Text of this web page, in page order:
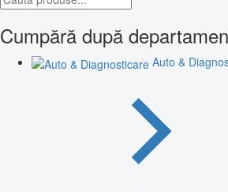
Cumpără după
Auto &